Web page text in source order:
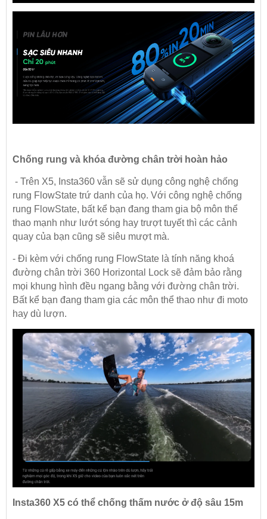
Chống rung và khóa đường chân trời hoàn hảo
- Trên X5, Insta360 vẫn sẽ sử dụng công nghệ chống
rung FlowState trứ danh của họ. Với công nghệ chống
rung FlowState, bất kể bạn đang tham gia bộ môn thể
thao mạnh như lướt sóng hay trượt tuyết thì các cảnh
quay của bạn cũng sẽ siêu mượt mà.
- Đi kèm với chống rung FlowState là tính năng khoá
đường chân trời 360 Horizontal Lock sẽ đảm bảo rằng
mọi khung hình đều ngang bằng với đường chân trời.
Bất kể bạn đang tham gia các môn thể thao như đi moto
hay dù lượn.
Insta360 X5 có thể chống thấm nước ở độ sâu 15m